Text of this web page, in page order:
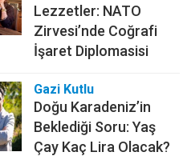
Lezzetler: NATO
Zirvesi’nde Coğrafi
İşaret Diplomasisi
Gazi Kutlu
Doğu Karadeniz’in
Beklediği Soru: Yaş
Çay Kaç Lira Olacak?